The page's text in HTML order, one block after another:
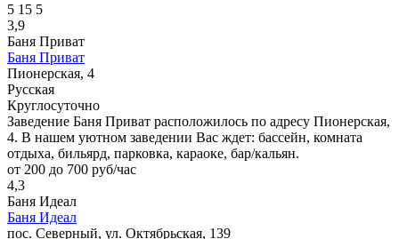
5 15 5
3,9
Баня Приват
Баня Приват
Пионерская, 4
Русская
Круглосуточно
Заведение Баня Приват расположилось по адресу Пионерская,
4. В нашем уютном заведении Вас ждет: бассейн, комната
отдыха, бильярд, парковка, караоке, бар/кальян.
от 200 до 700 руб/час
4,3
Баня Идеал
Баня Идеал
пос. Северный, ул. Октябрьская, 139